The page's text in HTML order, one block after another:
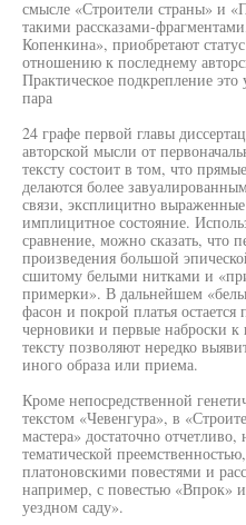
смысле «Строители страны» и
такими рассказами-
Копенкина», приобретают
отношению к последнему
Практическое подкрепление
пара
24 графе первой главы
авторской мысли от
тексту состоит в том, что
делаются более
связи, эксплицитно
имплицитное состояние.
сравнение, можно сказать, что
произведения большой
сшитому белыми нитками и
примерки». В дальнейшем
фасон и покрой платья
черновики и первые наброски
тексту позволяют нередко
иного образа или приема.
Кроме непосредственной
текстом «Чевенгура», в
мастера» достаточно
тематической
платоновскими повестями и
например, с повестью «Впрок»
уездном саду».